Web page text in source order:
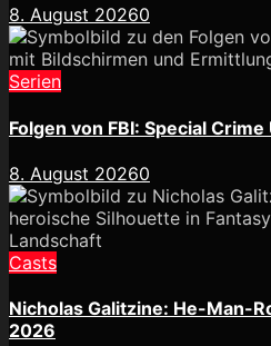
8. August 20260
Serien
Folgen von FBI: Special
8. August 20260
Casts
Nicholas Galitzine: He-Man-
2026